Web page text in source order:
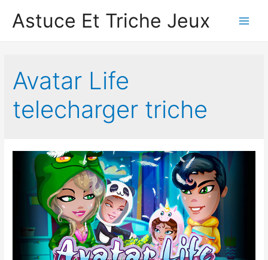
Astuce Et Triche Jeux
Avatar Life
telecharger triche